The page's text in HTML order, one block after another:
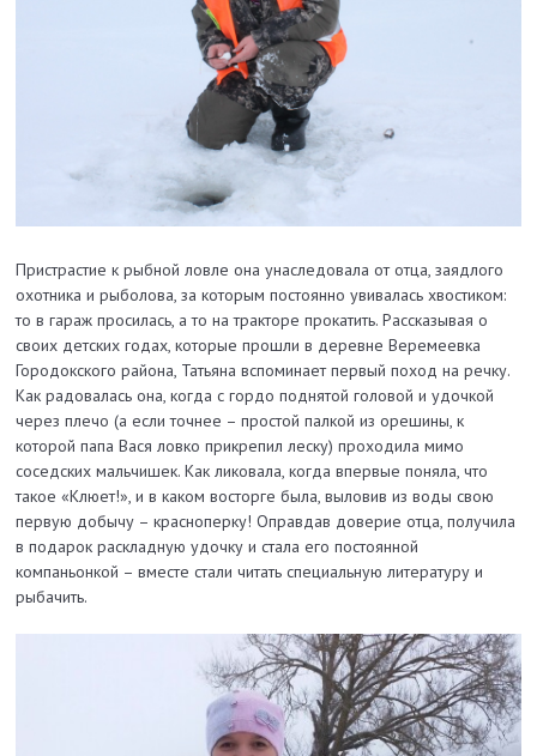
Пристрастие к рыбной ловле она унаследовала от отца, заядлого
охотника и рыболова, за которым постоянно увивалась хвостиком:
то в гараж просилась, а то на тракторе прокатить. Рассказывая о
своих детских годах, которые прошли в деревне Веремеевка
Городокского района, Татьяна вспоминает первый поход на речку.
Как радовалась она, когда с гордо поднятой головой и удочкой
через плечо­ (а если точнее – простой палкой из орешины, к
которой папа Вася ловко прикрепил леску) проходила мимо
соседских мальчишек. Как ликовала, когда впервые поняла, что
такое «Клюет!», и в каком восторге была, выловив из воды свою
первую добычу – красноперку! Оправдав доверие отца, получила
в подарок раскладную удочку и стала его постоянной
компаньонкой – вместе стали читать специальную литературу и
рыбачить.